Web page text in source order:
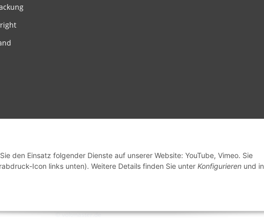
den Einsatz folgender Dienste auf unserer Website: YouTube, Vimeo. Sie
Icon links unten). Weitere Details finden Sie unter Konfigurieren und in
© voltmaster.de